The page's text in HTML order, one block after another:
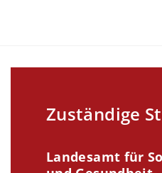
Zuständige
Landesamt für